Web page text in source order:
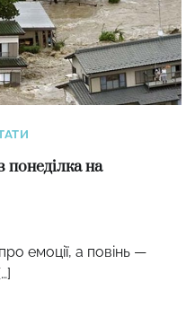
понеділка на
емоції, а повінь —